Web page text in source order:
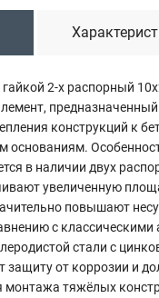
2-х распорный
конструкций к
основаниям.
в наличии двух
увеличенную
повышают
с классическими
стали с
защиту от коррозии и
монтажа тяжёлых